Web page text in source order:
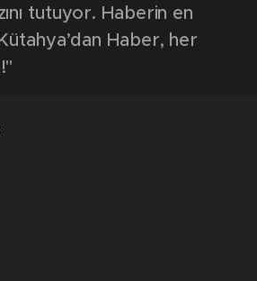
tutuyor. Haberin en
Haber, her